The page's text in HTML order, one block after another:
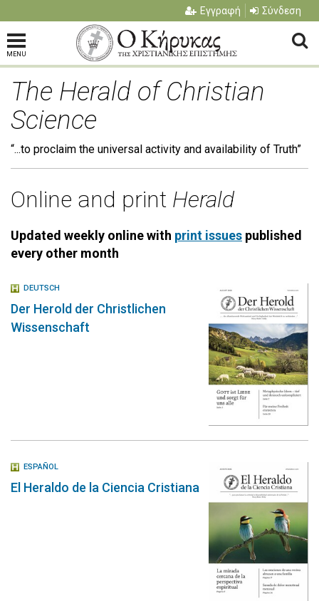
Εγγραφή Σύνδεση
MENU
The Herald of Christian
Science
“...to proclaim the universal activity and availability of Truth”
Online and print Herald
Updated weekly online with print issues published
every other month
DEUTSCH
Der Herold der Christlichen
Wissenschaft
ESPAÑOL
El Heraldo de la Ciencia Cristiana